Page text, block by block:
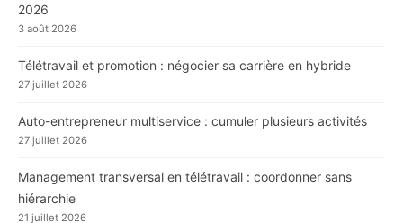
2026
3 août 2026
Télétravail et promotion : négocier sa carrière en hybride
27 juillet 2026
Auto-entrepreneur multiservice : cumuler plusieurs activités
27 juillet 2026
Management transversal en télétravail : coordonner sans
hiérarchie
21 juillet 2026